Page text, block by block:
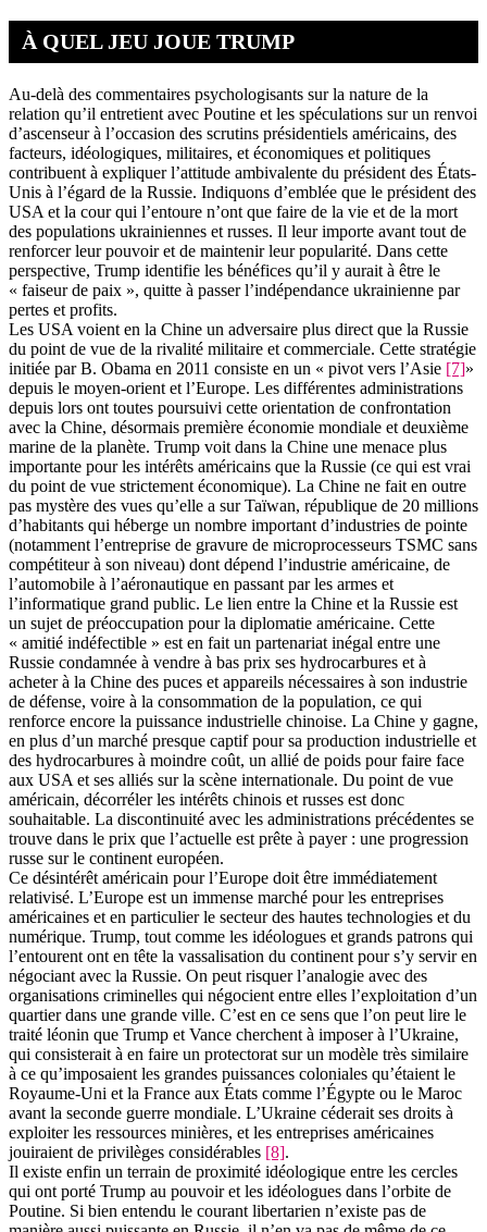
À QUEL JEU JOUE TRUMP
Au-delà des commentaires psychologisants sur la nature de la
relation qu’il entretient avec Poutine et les spéculations sur un renvoi
d’ascenseur à l’occasion des scrutins présidentiels américains, des
facteurs, idéologiques, militaires, et économiques et politiques
contribuent à expliquer l’attitude ambivalente du président des États-
Unis à l’égard de la Russie. Indiquons d’emblée que le président des
USA et la cour qui l’entoure n’ont que faire de la vie et de la mort
des populations ukrainiennes et russes. Il leur importe avant tout de
renforcer leur pouvoir et de maintenir leur popularité. Dans cette
perspective, Trump identifie les bénéfices qu’il y aurait à être le
« faiseur de paix », quitte à passer l’indépendance ukrainienne par
pertes et profits.
Les USA voient en la Chine un adversaire plus direct que la Russie
du point de vue de la rivalité militaire et commerciale. Cette stratégie
initiée par B. Obama en 2011 consiste en un « pivot vers l’Asie [7]»
depuis le moyen-orient et l’Europe. Les différentes administrations
depuis lors ont toutes poursuivi cette orientation de confrontation
avec la Chine, désormais première économie mondiale et deuxième
marine de la planète. Trump voit dans la Chine une menace plus
importante pour les intérêts américains que la Russie (ce qui est vrai
du point de vue strictement économique). La Chine ne fait en outre
pas mystère des vues qu’elle a sur Taïwan, république de 20 millions
d’habitants qui héberge un nombre important d’industries de pointe
(notamment l’entreprise de gravure de microprocesseurs TSMC sans
compétiteur à son niveau) dont dépend l’industrie américaine, de
l’automobile à l’aéronautique en passant par les armes et
l’informatique grand public. Le lien entre la Chine et la Russie est
un sujet de préoccupation pour la diplomatie américaine. Cette
« amitié indéfectible » est en fait un partenariat inégal entre une
Russie condamnée à vendre à bas prix ses hydrocarbures et à
acheter à la Chine des puces et appareils nécessaires à son industrie
de défense, voire à la consommation de la population, ce qui
renforce encore la puissance industrielle chinoise. La Chine y gagne,
en plus d’un marché presque captif pour sa production industrielle et
des hydrocarbures à moindre coût, un allié de poids pour faire face
aux USA et ses alliés sur la scène internationale. Du point de vue
américain, décorréler les intérêts chinois et russes est donc
souhaitable. La discontinuité avec les administrations précédentes se
trouve dans le prix que l’actuelle est prête à payer : une progression
russe sur le continent européen.
Ce désintérêt américain pour l’Europe doit être immédiatement
relativisé. L’Europe est un immense marché pour les entreprises
américaines et en particulier le secteur des hautes technologies et du
numérique. Trump, tout comme les idéologues et grands patrons qui
l’entourent ont en tête la vassalisation du continent pour s’y servir en
négociant avec la Russie. On peut risquer l’analogie avec des
organisations criminelles qui négocient entre elles l’exploitation d’un
quartier dans une grande ville. C’est en ce sens que l’on peut lire le
traité léonin que Trump et Vance cherchent à imposer à l’Ukraine,
qui consisterait à en faire un protectorat sur un modèle très similaire
à ce qu’imposaient les grandes puissances coloniales qu’étaient le
Royaume-Uni et la France aux États comme l’Égypte ou le Maroc
avant la seconde guerre mondiale. L’Ukraine céderait ses droits à
exploiter les ressources minières, et les entreprises américaines
jouiraient de privilèges considérables [8].
Il existe enfin un terrain de proximité idéologique entre les cercles
qui ont porté Trump au pouvoir et les idéologues dans l’orbite de
Poutine. Si bien entendu le courant libertarien n’existe pas de